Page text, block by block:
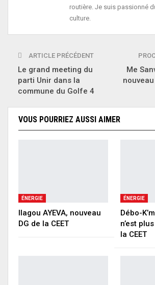
routière. Je suis passionné
culture.
ARTICLE PRÉCÉDENT
Le grand meeting du
parti Unir dans la
commune du Golfe 4
Me
VOUS POURRIEZ AUSSI AIMER
ÉNERGIE
Ilagou AYEVA, nouveau
DG de la CEET
ÉNERGIE
Débo-
n’est
la CEET